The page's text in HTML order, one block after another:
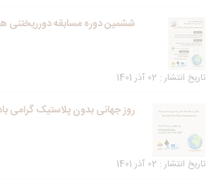
ششمین دوره مسابقه دورریختنی
تاریخ انتشار : 02 آذر 1401
روز جهانی بدون پلاستیک گرامی
تاریخ انتشار : 02 آذر 1401